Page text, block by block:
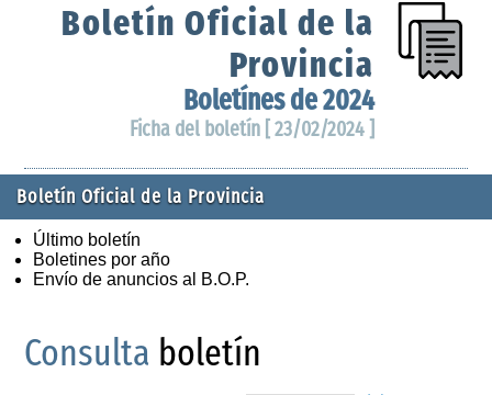
Boletín Oficial de la
Provincia
Boletínes de 2024
Ficha del boletín [ 23/02/2024 ]
Boletín Oficial de la Provincia
Último boletín
Boletines por año
Envío de anuncios al B.O.P.
Consulta boletín